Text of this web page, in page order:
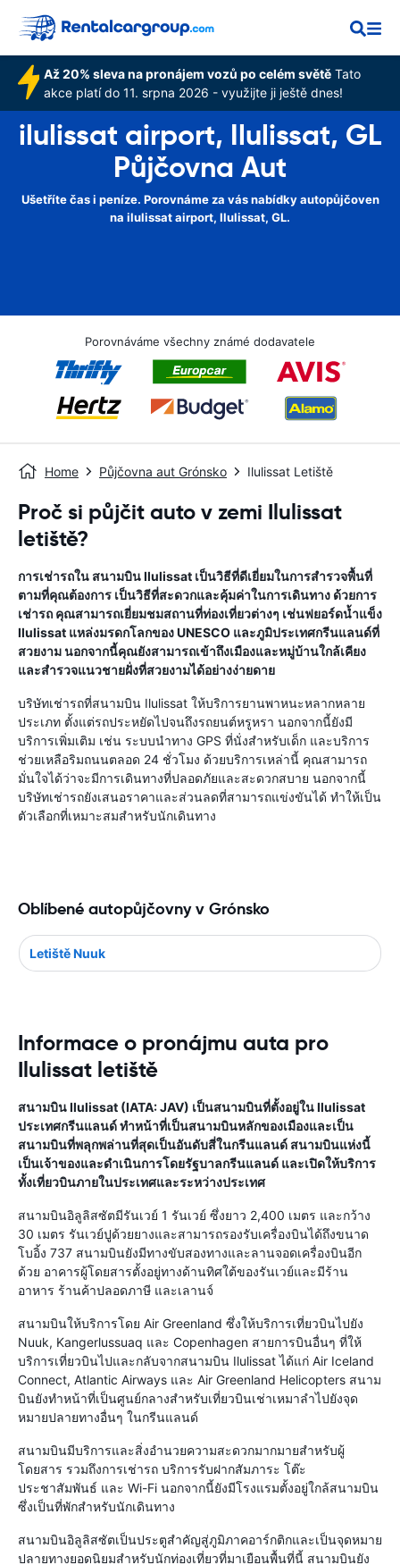
Až 20% sleva na pronájem vozů po celém světě Tato
akce platí do 11. srpna 2026 - využijte ji ještě dnes!
ilulissat airport, Ilulissat, GL
Půjčovna Aut
Ušetříte čas i peníze. Porovnáme za vás nabídky autopůjčoven
na ilulissat airport, Ilulissat, GL.
Porovnáváme všechny známé dodavatele
Home Půjčovna aut Grónsko Ilulissat Letiště
Proč si půjčit auto v zemi Ilulissat
letiště?
การเช่ารถใน สนามบิน Ilulissat เป็นวิธีที่ดีเยี่ยมในการสำรวจพื้นที่
ตามที่คุณต้องการ เป็นวิธีที่สะดวกและคุ้มค่าในการเดินทาง ด้วยการ
เช่ารถ คุณสามารถเยี่ยมชมสถานที่ท่องเที่ยวต่างๆ เช่นฟยอร์ดน้ำแข็ง
Ilulissat แหล่งมรดกโลกของ UNESCO และภูมิประเทศกรีนแลนด์ที่
สวยงาม นอกจากนี้คุณยังสามารถเข้าถึงเมืองและหมู่บ้านใกล้เคียง
และสำรวจแนวชายฝั่งที่สวยงามได้อย่างง่ายดาย
บริษัทเช่ารถที่สนามบิน Ilulissat ให้บริการยานพาหนะหลากหลาย
ประเภท ตั้งแต่รถประหยัดไปจนถึงรถยนต์หรูหรา นอกจากนี้ยังมี
บริการเพิ่มเติม เช่น ระบบนำทาง GPS ที่นั่งสำหรับเด็ก และบริการ
ช่วยเหลือริมถนนตลอด 24 ชั่วโมง ด้วยบริการเหล่านี้ คุณสามารถ
มั่นใจได้ว่าจะมีการเดินทางที่ปลอดภัยและสะดวกสบาย นอกจากนี้
บริษัทเช่ารถยังเสนอราคาและส่วนลดที่สามารถแข่งขันได้ ทำให้เป็น
ตัวเลือกที่เหมาะสมสำหรับนักเดินทาง
Oblíbené autopůjčovny v Grónsko
Letiště Nuuk
Informace o pronájmu auta pro
Ilulissat letiště
สนามบิน Ilulissat (IATA: JAV) เป็นสนามบินที่ตั้งอยู่ใน Ilulissat
ประเทศกรีนแลนด์ ทำหน้าที่เป็นสนามบินหลักของเมืองและเป็น
สนามบินที่พลุกพล่านที่สุดเป็นอันดับสี่ในกรีนแลนด์ สนามบินแห่งนี้
เป็นเจ้าของและดำเนินการโดยรัฐบาลกรีนแลนด์ และเปิดให้บริการ
ทั้งเที่ยวบินภายในประเทศและระหว่างประเทศ
สนามบินอิลูลิสซัตมีรันเวย์ 1 รันเวย์ ซึ่งยาว 2,400 เมตร และกว้าง
30 เมตร รันเวย์ปูด้วยยางและสามารถรองรับเครื่องบินได้ถึงขนาด
โบอิ้ง 737 สนามบินยังมีทางขับสองทางและลานจอดเครื่องบินอีก
ด้วย อาคารผู้โดยสารตั้งอยู่ทางด้านทิศใต้ของรันเวย์และมีร้าน
อาหาร ร้านค้าปลอดภาษี และเลานจ์
สนามบินให้บริการโดย Air Greenland ซึ่งให้บริการเที่ยวบินไปยัง
Nuuk, Kangerlussuaq และ Copenhagen สายการบินอื่นๆ ที่ให้
บริการเที่ยวบินไปและกลับจากสนามบิน Ilulissat ได้แก่ Air Iceland
Connect, Atlantic Airways และ Air Greenland Helicopters สนาม
บินยังทำหน้าที่เป็นศูนย์กลางสำหรับเที่ยวบินเช่าเหมาลำไปยังจุด
หมายปลายทางอื่นๆ ในกรีนแลนด์
สนามบินมีบริการและสิ่งอำนวยความสะดวกมากมายสำหรับผู้
โดยสาร รวมถึงการเช่ารถ บริการรับฝากสัมภาระ โต๊ะ
ประชาสัมพันธ์ และ Wi-Fi นอกจากนี้ยังมีโรงแรมตั้งอยู่ใกล้สนามบิน
ซึ่งเป็นที่พักสำหรับนักเดินทาง
สนามบินอิลูลิสซัตเป็นประตูสำคัญสู่ภูมิภาคอาร์กติกและเป็นจุดหมาย
ปลายทางยอดนิยมสำหรับนักท่องเที่ยวที่มาเยือนพื้นที่นี้ สนามบินยัง